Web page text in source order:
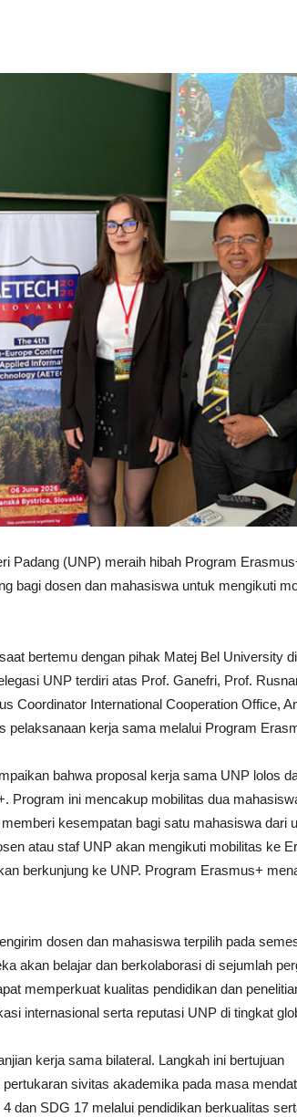
Padang (UNP) meraih hibah Program
bagi dosen dan mahasiswa untuk mengikuti
bertemu dengan pihak Matej Bel University
UNP terdiri atas Prof. Ganefri, Prof.
Coordinator International Cooperation Office,
pelaksanaan kerja sama melalui Program
bahwa proposal kerja sama UNP lolos
Program ini mencakup mobilitas dua
kesempatan bagi satu mahasiswa dari
atau staf UNP akan mengikuti mobilitas ke
berkunjung ke UNP. Program Erasmus+
dosen dan mahasiswa terpilih pada
akan belajar dan berkolaborasi di sejumlah
memperkuat kualitas pendidikan dan
internasional serta reputasi UNP di tingkat
kerja sama bilateral. Langkah ini bertujuan
sivitas akademika pada masa
dan SDG 17 melalui pendidikan berkualitas